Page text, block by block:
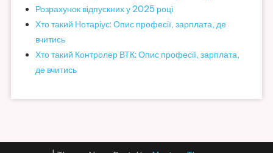
Розрахунок відпускних у 2025 році
Хто такий Нотаріус: Опис професії, зарплата, де
вчитись
Хто такий Контролер ВТК: Опис професії, зарплата,
де вчитись